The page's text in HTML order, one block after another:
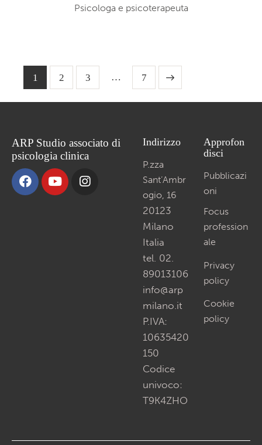
Psicologa e psicoterapeuta
1 2 3 … 7
>
ARP Studio associato di
psicologia clinica
Indirizzo
P.zza
Sant’Ambr
ogio, 16
20123
Milano
Italia
tel. 02.
89013106
info@arp
milano.it
P.IVA:
10635420
150
Codice
univoco:
T9K4ZHO
Approfon
disci
Pubblicazi
oni
Focus
profession
ale
Privacy
policy
Cookie
policy